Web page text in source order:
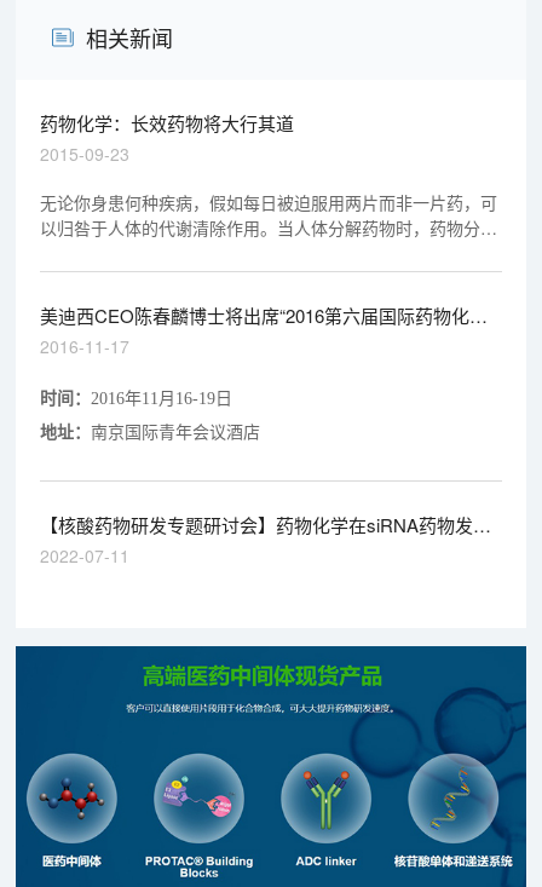
相关新闻
药物化学：长效药物将大行其道
2015-09-23
无论你身患何种疾病，假如每日被迫服用两片而非一片药，可
以归咎于人体的代谢清除作用。当人体分解药物时，药物分子
前，大量成分可能已经被人体排泄出去。
美迪西CEO陈春麟博士将出席“2016第六届国际药物化学
大会”
2016-11-17
时间： 2016年11月16-19日
地址：南京国际青年会议酒店
【核酸药物研发专题研讨会】药物化学在siRNA药物发现
中的应用
2022-07-11